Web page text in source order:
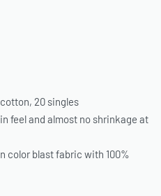
20 singles
feel and almost no shrinkage at
color blast fabric with 100%